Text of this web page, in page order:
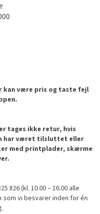
kan være pris og taste fejl
tages ikke retur, hvis
har været tilsluttet eller
med printplader, skærme
826 (kl. 10.00 – 16.00 alle
som vi besvarer inden for én